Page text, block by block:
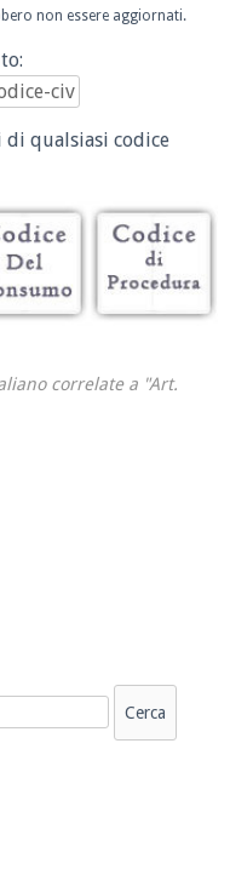
non essere aggiornati.
qualsiasi codice
correlate a "Art.